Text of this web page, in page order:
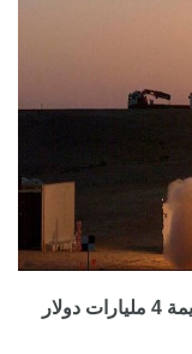
اليونان تعتمد صفقة دفاع جوي إسرائيلية بقيمة 4 مليارات دولار